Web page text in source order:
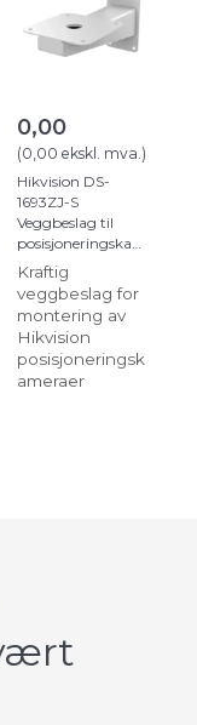
0,00
(0,00 ekskl. mva. )
Hikvision DS-
1693ZJ-S
Veggbeslag til
Kraftig
veggbeslag for
montering av
Hikvision
posisjoneringsk
ameraer